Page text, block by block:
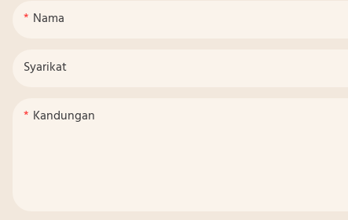
Nama
Syarikat
Kandungan